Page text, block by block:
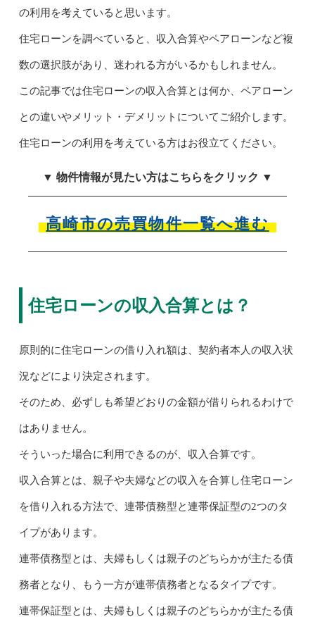
の利用を考えていると思います。
住宅ローンを調べていると、収入合算やペアローンなど複
数の選択肢があり、迷われる方がいるかもしれません。
この記事では住宅ローンの収入合算とは何か、ペアローン
との違いやメリット・デメリットについてご紹介します。
住宅ローンの利用を考えている方はお役立てください。
▼ 物件情報が見たい方はこちらをクリック ▼
高崎市の売買物件一覧へ進む
住宅ローンの収入合算とは？
原則的に住宅ローンの借り入れ額は、契約者本人の収入状
況などにより決定されます。
そのため、必ずしも希望どおりの金額が借りられるわけで
はありません。
そういった場合に利用できるのが、収入合算です。
収入合算とは、親子や夫婦などの収入を合算し住宅ローン
を借り入れる方法で、連帯債務型と連帯保証型の2つのタ
イプがあります。
連帯債務型とは、夫婦もしくは親子のどちらかが主たる債
務者となり、もう一方が連帯債務者となるタイプです。
連帯保証型とは、夫婦もしくは親子のどちらかが主たる債